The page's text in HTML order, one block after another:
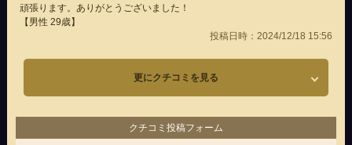
頑張ります。ありがとうございました！
【男性 29歳】
投稿日時：2024/12/18 15:56
更にクチコミを見る
クチコミ投稿フォーム